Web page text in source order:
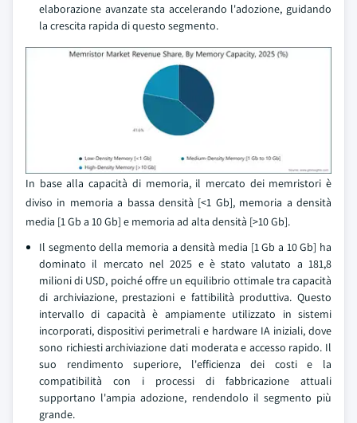
elaborazione avanzate sta accelerando l'adozione, guidando
la crescita rapida di questo segmento.
In base alla capacità di memoria, il mercato dei memristori è
diviso in memoria a bassa densità [<1 Gb], memoria a densità
media [1 Gb a 10 Gb] e memoria ad alta densità [>10 Gb].
Il segmento della memoria a densità media [1 Gb a 10 Gb] ha
dominato il mercato nel 2025 e è stato valutato a 181,8
milioni di USD, poiché offre un equilibrio ottimale tra capacità
di archiviazione, prestazioni e fattibilità produttiva. Questo
intervallo di capacità è ampiamente utilizzato in sistemi
incorporati, dispositivi perimetrali e hardware IA iniziali, dove
sono richiesti archiviazione dati moderata e accesso rapido. Il
suo rendimento superiore, l'efficienza dei costi e la
compatibilità con i processi di fabbricazione attuali
supportano l'ampia adozione, rendendolo il segmento più
grande.